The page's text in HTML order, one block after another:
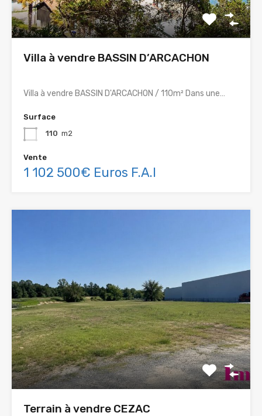
Villa à vendre BASSIN D’ARCACHON
Villa à vendre BASSIN D'ARCACHON / 110m² Dans une…
Surface
110 m2
Vente
1 102 500€ Euros F.A.I
Terrain à vendre CEZAC